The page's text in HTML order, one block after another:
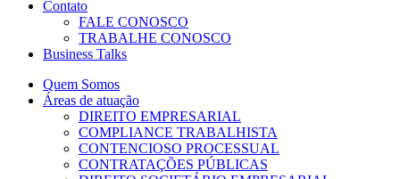
Contato
FALE CONOSCO
TRABALHE CONOSCO
Business Talks
Quem Somos
Áreas de atuação
DIREITO EMPRESARIAL
COMPLIANCE TRABALHISTA
CONTENCIOSO PROCESSUAL
CONTRATAÇÕES PÚBLICAS